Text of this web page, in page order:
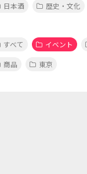
日本酒
歴史・文化
すべて イベント
商品
東京